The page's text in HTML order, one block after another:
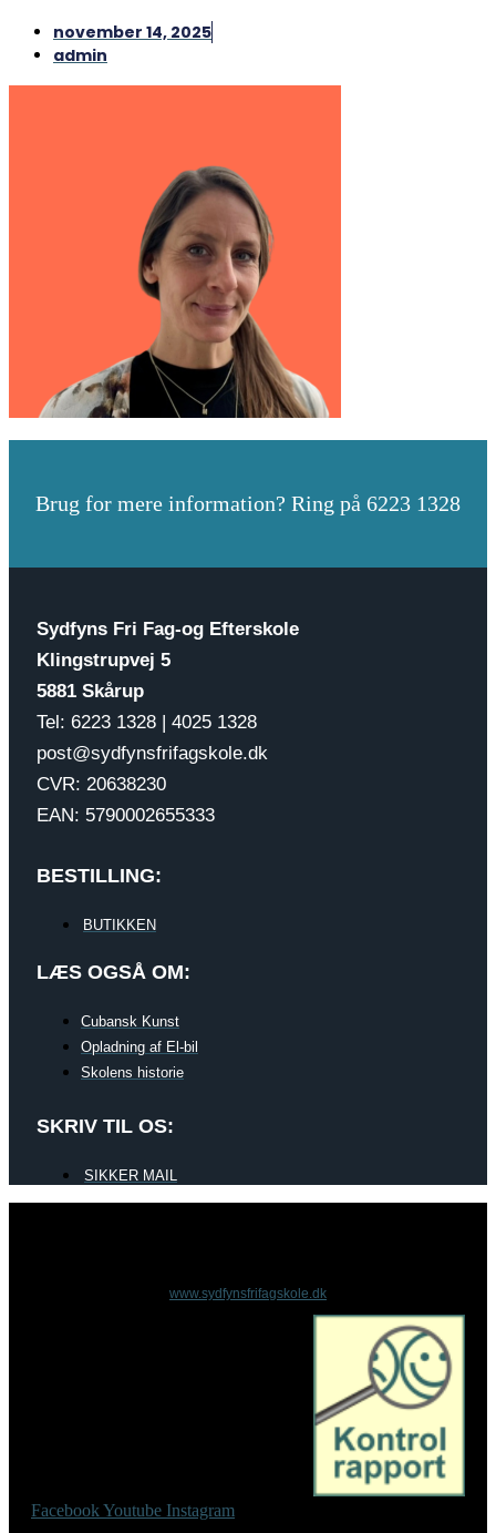
november 14, 2025
admin
Brug for mere information? Ring på 6223 1328
Sydfyns Fri Fag-og Efterskole
Klingstrupvej 5
5881 Skårup
Tel: 6223 1328 | 4025 1328
post@sydfynsfrifagskole.dk
CVR: 20638230
EAN: 5790002655333
BESTILLING:
BUTIKKEN
LÆS OGSÅ OM:
Cubansk Kunst
Opladning af El-bil
Skolens historie
SKRIV TIL OS:
SIKKER MAIL
www.sydfynsfrifagskole.dk
Facebook Youtube Instagram